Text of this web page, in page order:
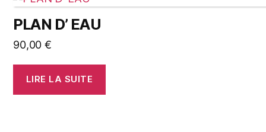
PLAN D’ EAU
90,00 €
LIRE LA SUITE